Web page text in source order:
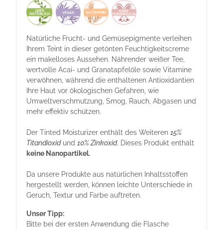
Natürliche Frucht- und Gemüsepigmente verleihen
Ihrem Teint in dieser getönten Feuchtigkeitscreme
ein makelloses Aussehen. Nährender weißer Tee,
wertvolle Acai- und Granatapfelöle sowie Vitamine
verwöhnen, während die enthaltenen Antioxidantien
Ihre Haut vor ökologischen Gefahren, wie
Umweltverschmutzung, Smog, Rauch, Abgasen und
mehr effektiv schützen.
Der Tinted Moisturizer enthält des Weiteren 15%
Titandioxidund 10% Zinkoxid. Dieses Produkt enthält
keine Nanopartikel.
Da unsere Produkte aus natürlichen Inhaltsstoffen
hergestellt werden, können leichte Unterschiede in
Geruch, Textur und Farbe auftreten.
Unser Tipp:
Bitte bei der ersten Anwendung die Flasche